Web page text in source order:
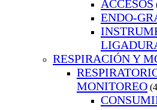
ACCESOS
ENDO-
RESPIRACIÓN Y
MONITOREO